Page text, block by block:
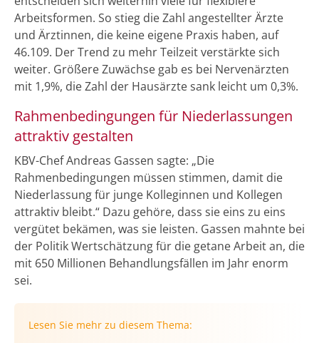
Arbeitsformen. So stieg die Zahl angestellter Ärzte
und Ärztinnen, die keine eigene Praxis haben, auf
46.109. Der Trend zu mehr Teilzeit verstärkte sich
weiter. Größere Zuwächse gab es bei Nervenärzten
mit 1,9%, die Zahl der Hausärzte sank leicht um 0,3%.
Rahmenbedingungen für Niederlassungen
attraktiv gestalten
KBV-Chef Andreas Gassen sagte: „Die
Rahmenbedingungen müssen stimmen, damit die
Niederlassung für junge Kolleginnen und Kollegen
attraktiv bleibt.“ Dazu gehöre, dass sie eins zu eins
vergütet bekämen, was sie leisten. Gassen mahnte bei
der Politik Wertschätzung für die getane Arbeit an, die
mit 650 Millionen Behandlungsfällen im Jahr enorm
sei.
Lesen Sie mehr zu diesem Thema: